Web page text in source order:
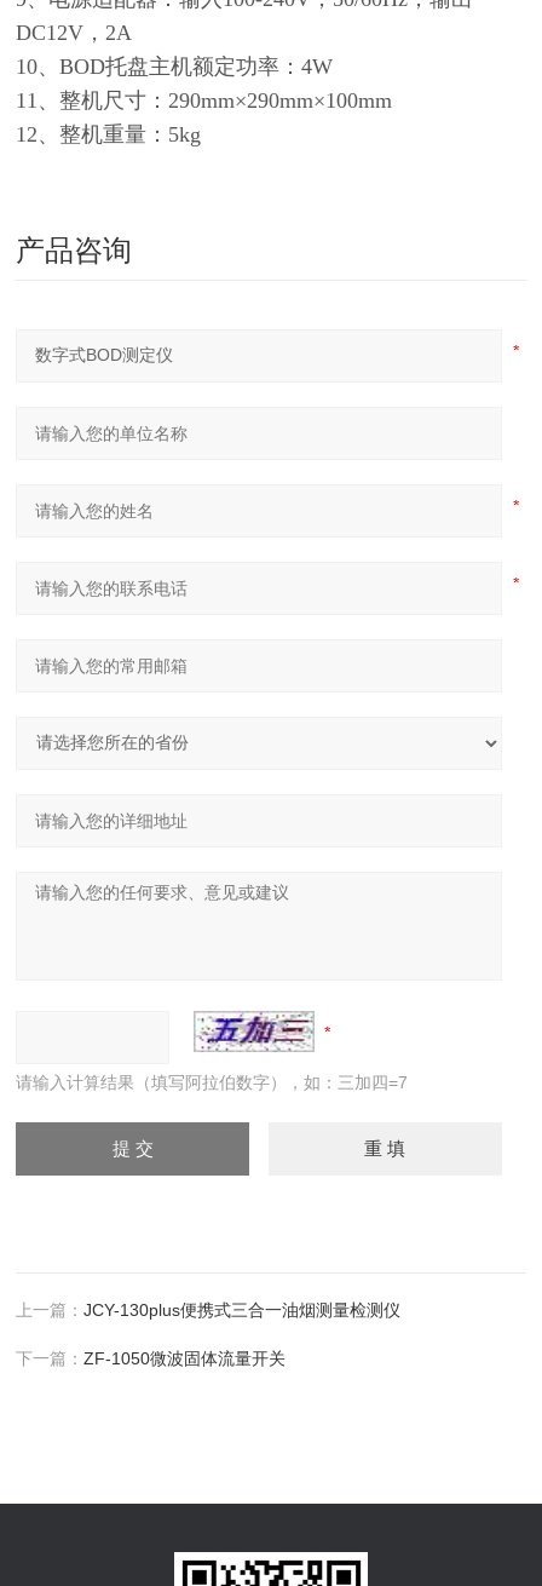
DC12V，2A
10、BOD托盘主机额定功率：4W
11、整机尺寸：290mm×290mm×100mm
12、整机重量：5kg
产品咨询
请输入计算结果（填写阿拉伯数字），如：三加四=7
上一篇：JCY-130plus便携式三合一油烟测量检测仪
下一篇：ZF-1050微波固体流量开关